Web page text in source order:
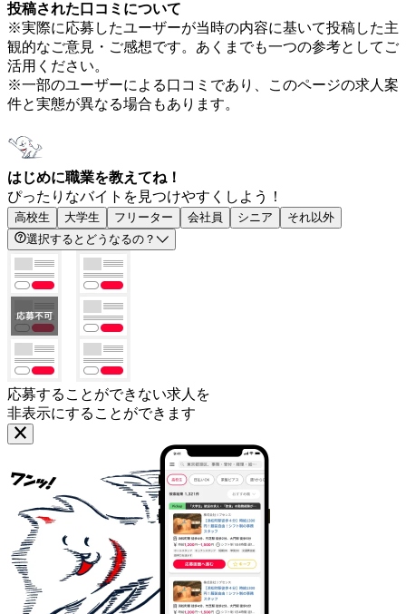
投稿された口コミについて
※実際に応募したユーザーが当時の内容に基いて投稿した主
観的なご意見・ご感想です。あくまでも一つの参考としてご
活用ください。
※一部のユーザーによる口コミであり、このページの求人案
件と実態が異なる場合もあります。
はじめに職業を教えてね！
ぴったりなバイトを見つけやすくしよう！
高校生 大学生 フリーター 会社員 シニア
それ以外
選択するとどうなるの？
応募することができない求人を
非表示にすることができます